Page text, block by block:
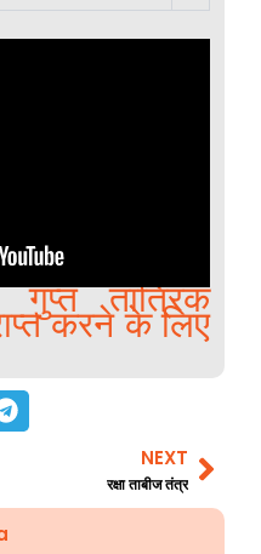
गुप्त तांत्रिक
करने के लिए
NEXT
रक्षा ताबीज तंत्र